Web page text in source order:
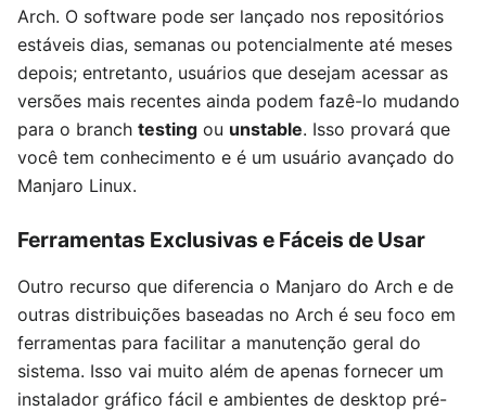
Arch. O software pode ser lançado nos repositórios
estáveis dias, semanas ou potencialmente até meses
depois; entretanto, usuários que desejam acessar as
versões mais recentes ainda podem fazê-lo mudando
para o branch testing ou unstable. Isso provará que
você tem conhecimento e é um usuário avançado do
Manjaro Linux.
Ferramentas Exclusivas e Fáceis de Usar
Outro recurso que diferencia o Manjaro do Arch e de
outras distribuições baseadas no Arch é seu foco em
ferramentas para facilitar a manutenção geral do
sistema. Isso vai muito além de apenas fornecer um
instalador gráfico fácil e ambientes de desktop pré-